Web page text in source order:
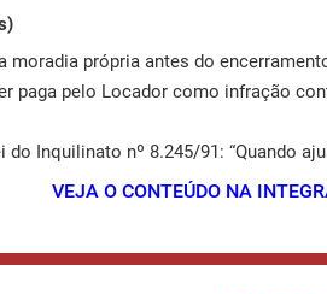
moradia própria antes do
paga pelo Locador como infração
Inquilinato nº 8.245/91: “Quando
VEJA O CONTEÚDO NA